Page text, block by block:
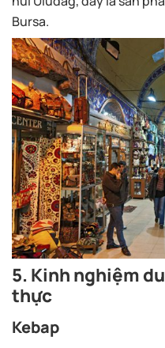
Bursa.
5. Kinh nghiệm
thực
Kebap